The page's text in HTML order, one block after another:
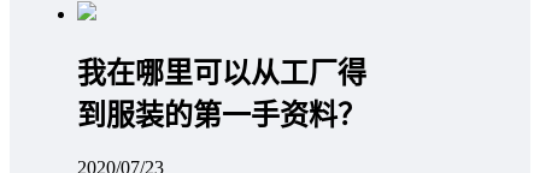
我在哪里可以从工厂得
到服装的第一手资料？
2020/07/23